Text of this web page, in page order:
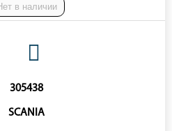
в наличии
305438
SCANIA